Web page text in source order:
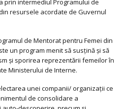
prin intermediul Programului de
resursele acordate de Guvernul
de Mentorat pentru Femei din
un program menit să susţină şi să
și sporirea reprezentării femeilor în
Ministerului de Interne.
unei companii/ organizaţii ce
de consolidare a